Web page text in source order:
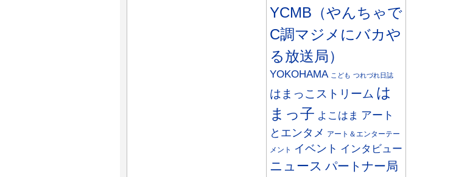
YCMB（やんちゃで
C調マジメにバカや
る放送局）
YOKOHAMA こども つれづれ日誌
はまっこストリーム は
まっ子 よこはま アート
とエンタメ アート＆エンターテー
メント
イベント インタビュー
ニュース パートナー局